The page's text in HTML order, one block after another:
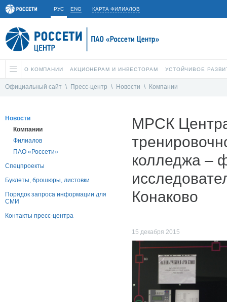
РУС ENG КАРТА ФИЛИАЛОВ
О КОМПАНИИ АКЦИОНЕРАМ И ИНВЕСТОРАМ УСТОЙЧИВОЕ
Официальный сайт \ Пресс-центр \ Новости \ Компании
Новости
Компании
Филиалов
ПАО «Россети»
Спецпроекты
Буклеты, брошюры, листовки
Порядок запроса информации для
СМИ
Контакты пресс-центра
МРСК
колледжа –
Конаково
15 декабря 2015